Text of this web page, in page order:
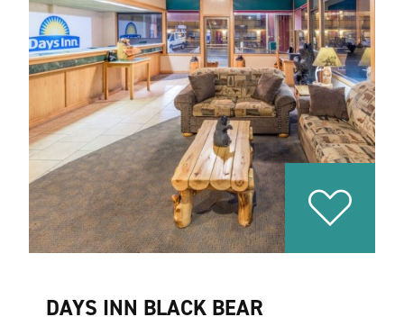
DAYS INN BLACK BEAR